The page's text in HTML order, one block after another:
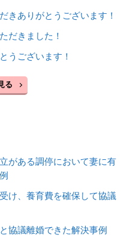
きありがとうございます！
だきました！
うございます！
る
がある調停において妻に有
け、養育費を確保して協議
協議離婚できた解決事例